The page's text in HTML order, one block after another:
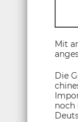
Mit
Die
noch